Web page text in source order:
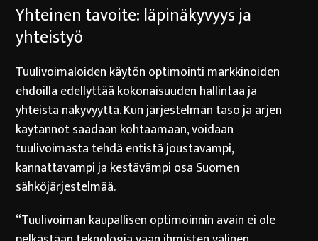
Yhteinen tavoite: läpinäkyvyys ja
yhteistyö
Tuulivoimaloiden käytön optimointi markkinoiden
ehdoilla edellyttää kokonaisuuden hallintaa ja
yhteistä näkyvyyttä. Kun järjestelmän taso ja arjen
käytännöt saadaan kohtaamaan, voidaan
tuulivoimasta tehdä entistä joustavampi,
kannattavampi ja kestävämpi osa Suomen
sähköjärjestelmää.
“Tuulivoiman kaupallisen optimoinnin avain ei ole